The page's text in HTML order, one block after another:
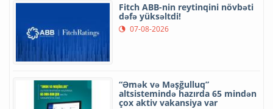
Fitch ABB-nin reytinqini növbəti
dəfə yüksəltdi!
07-08-2026
“Əmək və Məşğulluq”
altsistemində hazırda 65 mindən
çox aktiv vakansiya var